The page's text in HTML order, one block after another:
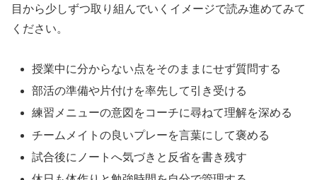
目から少しずつ取り組んでいくイメージで読み進めてみて
ください。
授業中に分からない点をそのままにせず質問する
部活の準備や片付けを率先して引き受ける
練習メニューの意図をコーチに尋ねて理解を深める
チームメイトの良いプレーを言葉にして褒める
試合後にノートへ気づきと反省を書き残す